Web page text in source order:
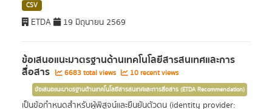
CSV
ETDA 19 มิถุนายน 2569
ข้อเสนอแนะมาตรฐานด้านเทคโนโลยีสารสนเทศและการ
สื่อสาร 6683 total views 10 recent views
ข้อเสนอแนะมาตรฐานด้านเทคโนโลยีสารสนเทศและการสื่อสาร (ETDA Recommendation)
เป็นข้อกำหนดสำหรับผู้พิสูจน์และยืนยันตัวตน (identity provider: